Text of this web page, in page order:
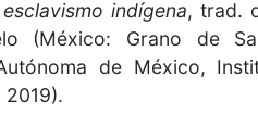
indígena, trad.
(México: Grano de
de México,
2019).